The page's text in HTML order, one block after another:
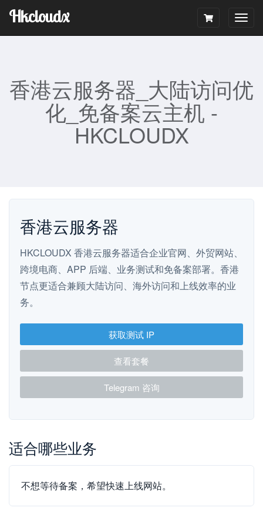
Hkcloudx
香港云服务器_大陆访问优
化_免备案云主机 -
HKCLOUDX
香港云服务器
HKCLOUDX 香港云服务器适合企业官网、外贸网站、
跨境电商、APP 后端、业务测试和免备案部署。香港
节点更适合兼顾大陆访问、海外访问和上线效率的业
务。
获取测试 IP
查看套餐
Telegram 咨询
适合哪些业务
不想等待备案，希望快速上线网站。